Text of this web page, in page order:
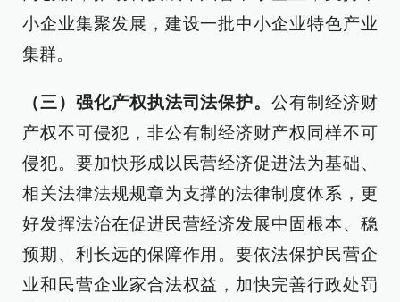
小企业集聚发展，建设一批中小企业特色产业
集群。
（三）强化产权执法司法保护。公有制经济财
产权不可侵犯，非公有制经济财产权同样不可
侵犯。要加快形成以民营经济促进法为基础、
相关法律法规规章为支撑的法律制度体系，更
好发挥法治在促进民营经济发展中固根本、稳
预期、利长远的保障作用。要依法保护民营企
业和民营企业家合法权益，加快完善行政处罚